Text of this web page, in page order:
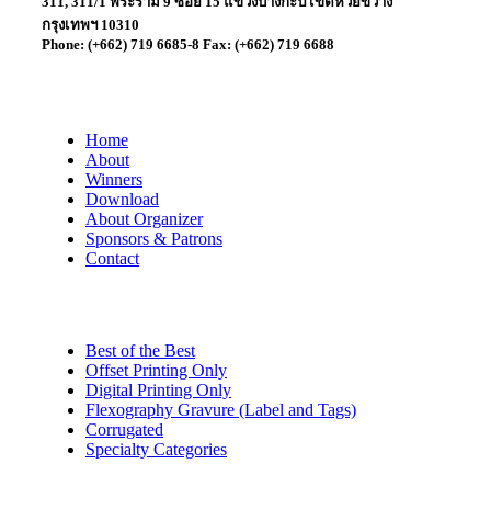
กรุงเทพฯ 10310
Phone: (+662) 719 6685-8 Fax: (+662) 719 6688
Home
About
Winners
Download
About Organizer
Sponsors & Patrons
Contact
Best of the Best
Offset Printing Only
Digital Printing Only
Flexography Gravure (Label and Tags)
Corrugated
Specialty Categories